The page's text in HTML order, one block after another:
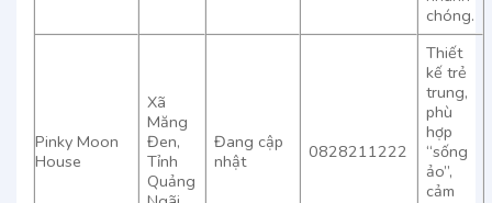
chóng.
Pinky Moon
House
Xã
Măng
Đen,
Tỉnh
Quảng
Đang cập
nhật
0828211222
Thiết
kế trẻ
trung,
phù
hợp
“sống
ảo”,
cảm